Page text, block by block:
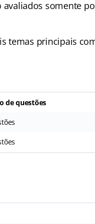
somente
temas principais
de questões